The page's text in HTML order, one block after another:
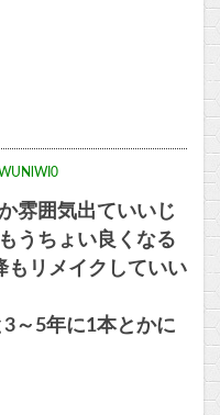
雰囲気出ていいじ
うちょい良くなる
もリメイクしていい
～5年に1本とかに